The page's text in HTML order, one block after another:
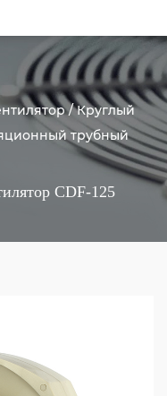
/Круглый
трубный
CDF-125